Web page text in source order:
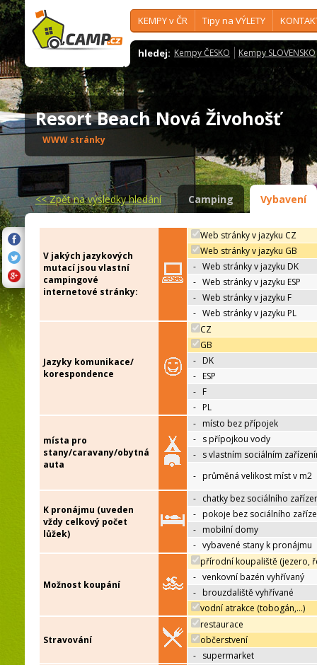
KEMPY v ČR Tipy na VÝLETY
hledej: Kempy ČESKO Kempy SLOVENSKO
Resort Beach Nová Živohošť
WWW stránky
<<Zpět na výsledky hledání Camping Vybavení
V jakých jazykových
mutací jsou vlastní
campingové
internetové stránky:
Web stránky v jazyku CZ
Web stránky v jazyku GB
- Web stránky v jazyku DK
- Web stránky v jazyku ESP
- Web stránky v jazyku F
- Web stránky v jazyku PL
Jazyky komunikace/
korespondence
CZ
GB
- DK
- ESP
- F
- PL
místa pro
stany/caravany/obytná
auta
- místo bez přípojek
- s přípojkou vody
- s vlastním sociálním
- průměná velikost míst v m2
K pronájmu (uveden
vždy celkový počet
lůžek)
- chatky bez sociálního
- pokoje bez sociálního
- mobilní domy
- vybavené stany k pronájmu
Možnost koupání
přírodní koupaliště (jezero,
- venkovní bazén vyhřívaný
- brouzdaliště vyhřívané
vodní atrakce (tobogán,…)
Stravování
restaurace
občerstvení
- supermarket